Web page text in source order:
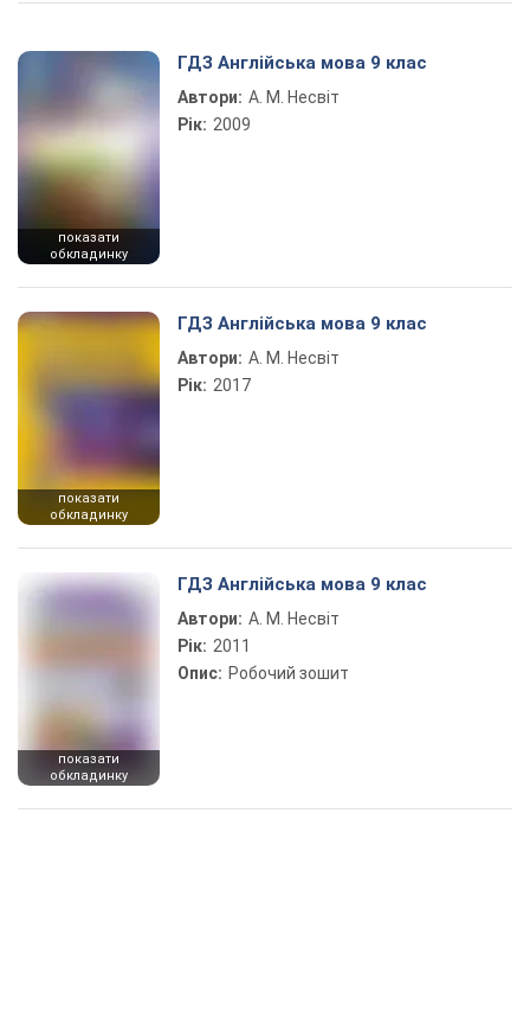
показати
обкладинку
ГДЗ Англійська мова 9 клас
Автори: А. М. Несвіт
Рік: 2009
показати
обкладинку
ГДЗ Англійська мова 9 клас
Автори: А. М. Несвіт
Рік: 2017
показати
обкладинку
ГДЗ Англійська мова 9 клас
Автори: А. М. Несвіт
Рік: 2011
Опис: Робочий зошит